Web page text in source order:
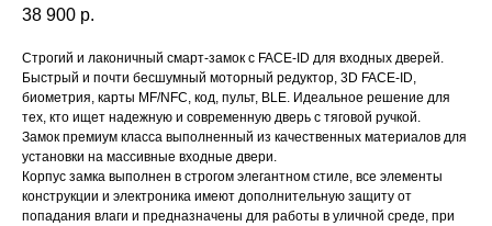
38 900 р.
Строгий и лаконичный смарт-замок с FACE-ID для входных дверей.
Быстрый и почти бесшумный моторный редуктор, 3D FACE-ID,
биометрия, карты MF/NFC, код, пульт, BLE. Идеальное решение для
тех, кто ищет надежную и современную дверь с тяговой ручкой.
Замок премиум класса выполненный из качественных материалов для
установки на массивные входные двери.
Корпус замка выполнен в строгом элегантном стиле, все элементы
конструкции и электроника имеют дополнительную защиту от
попадания влаги и предназначены для работы в уличной среде, при